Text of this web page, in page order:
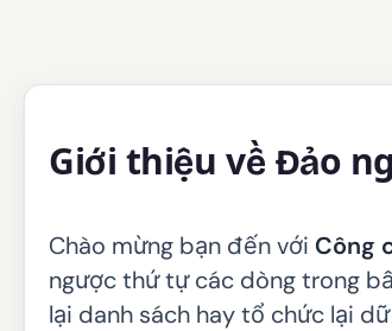
Giới thiệu về Đảo
Chào mừng bạn đến với Công
ngược thứ tự các dòng trong
lại danh sách hay tổ chức lại